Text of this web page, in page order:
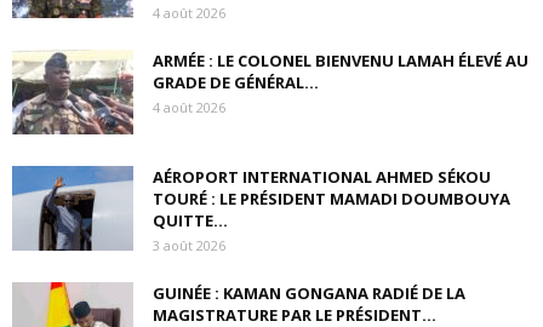
4 août 2026
ARMÉE : LE COLONEL BIENVENU LAMAH ÉLEVÉ AU
GRADE DE GÉNÉRAL...
4 août 2026
AÉROPORT INTERNATIONAL AHMED SÉKOU
TOURÉ : LE PRÉSIDENT MAMADI DOUMBOUYA
QUITTE...
3 août 2026
GUINÉE : KAMAN GONGANA RADIÉ DE LA
MAGISTRATURE PAR LE PRÉSIDENT...